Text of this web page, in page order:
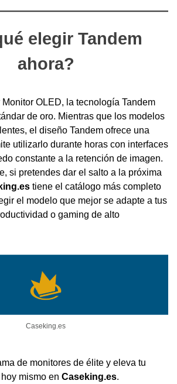
elegir Tandem
ahora?
OLED, la tecnología Tandem
de oro. Mientras que los modelos
el diseño Tandem ofrece una
utilizarlo durante horas con interfaces
constante a la retención de imagen.
si pretendes dar el salto a la próxima
tiene el catálogo más completo
el modelo que mejor se adapte a tus
o gaming de alto
Caseking.es
de monitores de élite y eleva tu
mismo en Caseking.es.